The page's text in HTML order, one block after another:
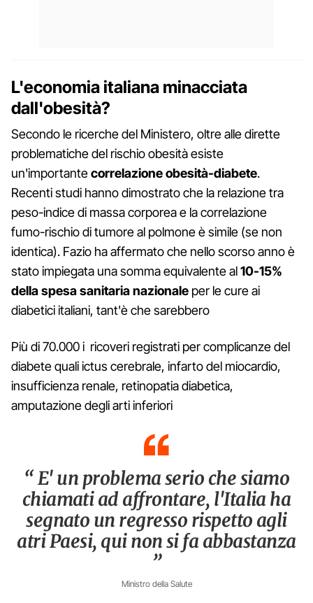
L'economia italiana minacciata
dall'obesità?
Secondo le ricerche del Ministero, oltre alle dirette
problematiche del rischio obesità esiste
un'importantecorrelazione obesità-diabete.
Recenti studi hanno dimostrato che la relazione tra
peso-indice di massa corporea e la correlazione
fumo-rischio di tumore al polmone è simile (se non
identica). Fazio ha affermato che nello scorso anno è
stato impiegata una somma equivalente al10-15%
della spesa sanitaria nazionale per le cure ai
diabetici italiani, tant'è che sarebbero
Più di 70.000 i ricoveri registrati per complicanze del
diabete quali ictus cerebrale, infarto del miocardio,
insufficienza renale, retinopatia diabetica,
amputazione degli arti inferiori
“ E' un problema serio che siamo
chiamati ad affrontare, l'Italia ha
segnato un regresso rispetto agli
atri Paesi, qui non si fa abbastanza
”
Ministro della Salute